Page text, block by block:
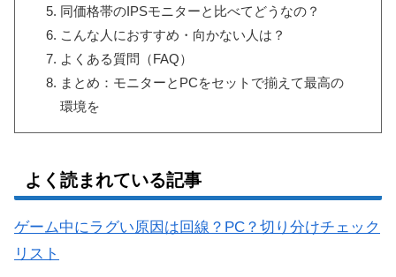
同価格帯のIPSモニターと比べてどうなの？
こんな人におすすめ・向かない人は？
よくある質問（FAQ）
まとめ：モニターとPCをセットで揃えて最高の
環境を
よく読まれている記事
ゲーム中にラグい原因は回線？PC？切り分けチェック
リスト